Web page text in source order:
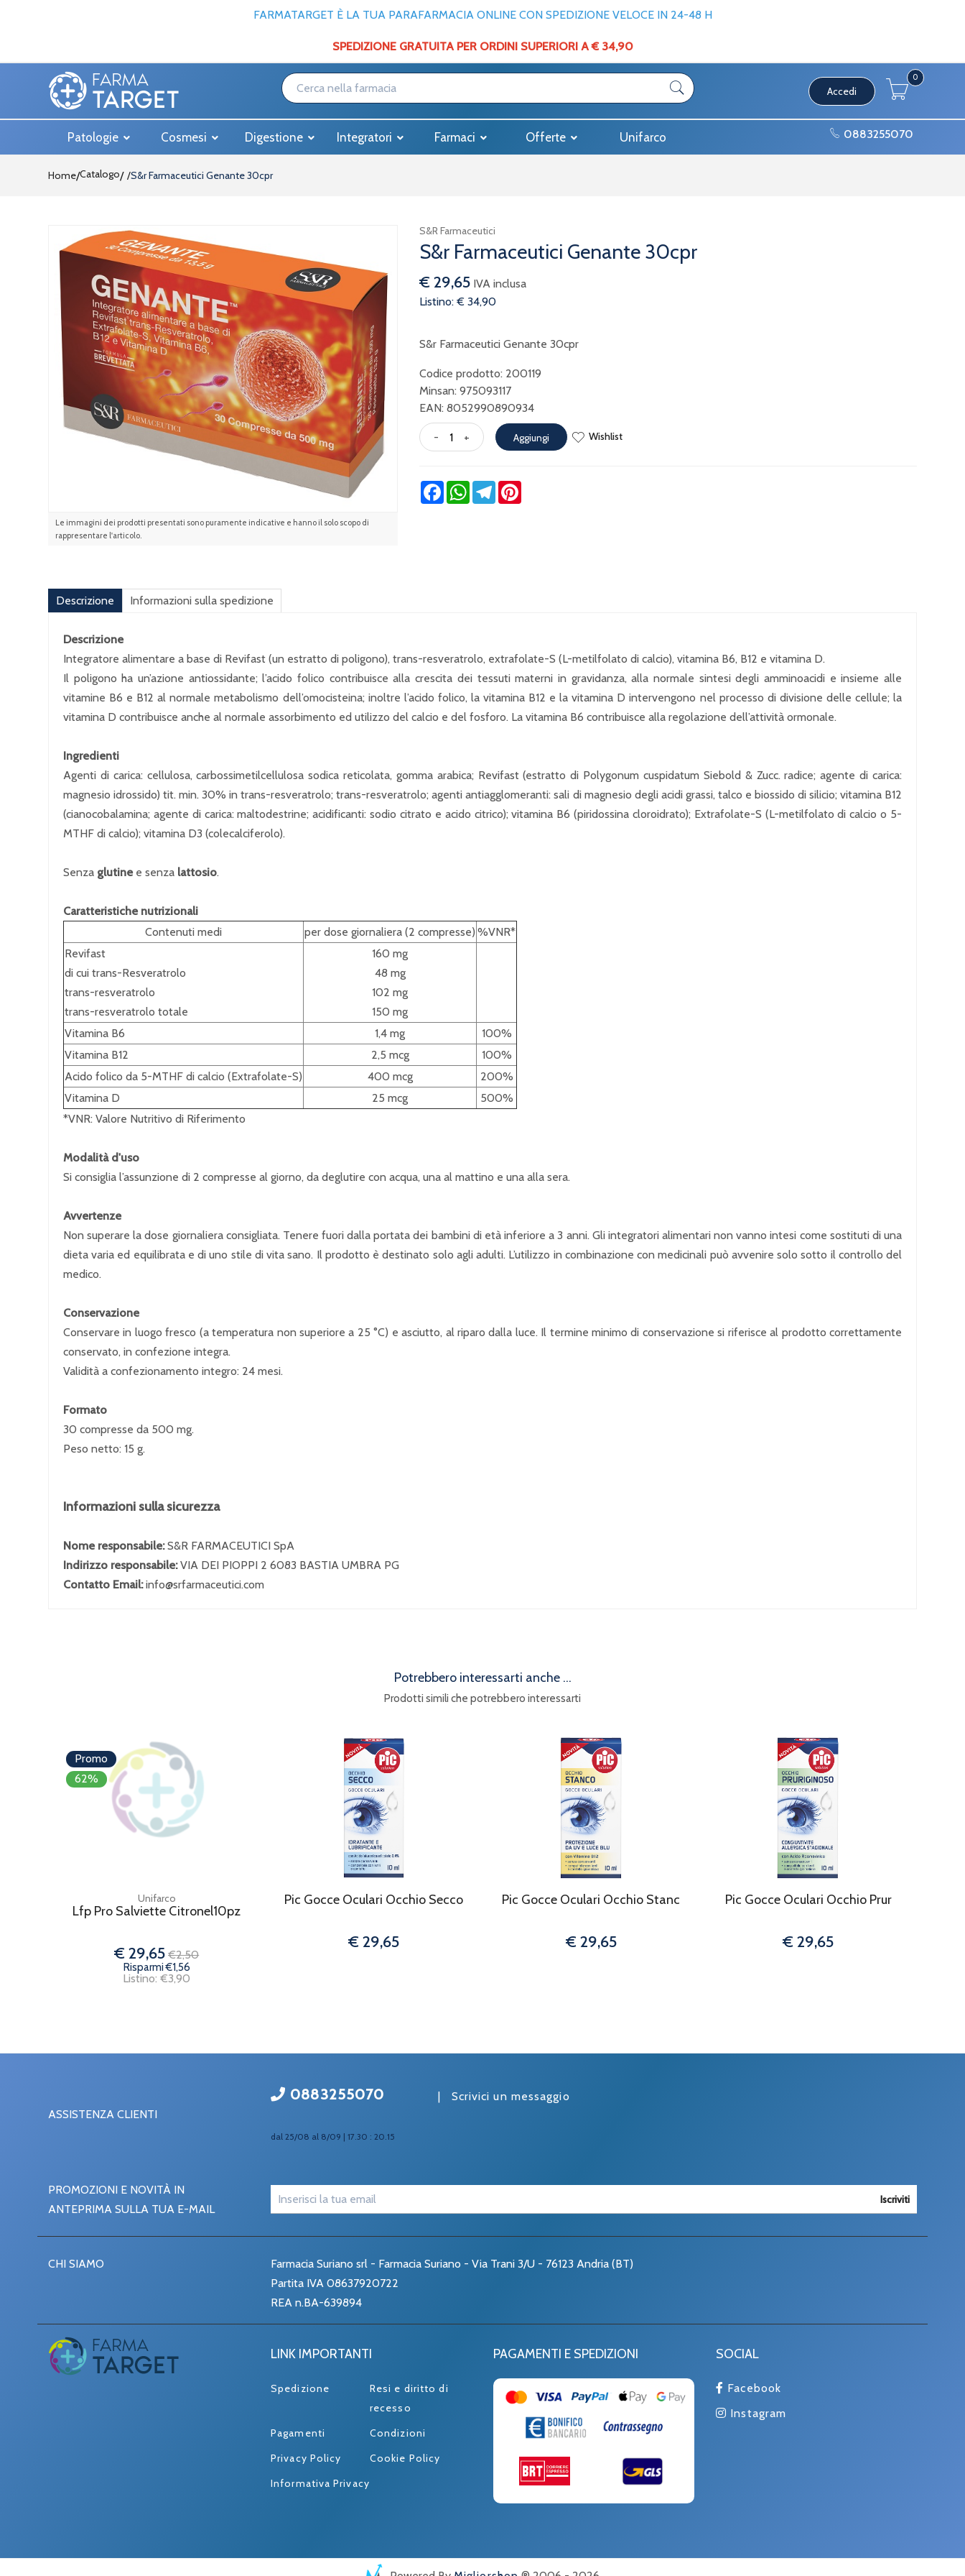
FARMATARGET È LA TUA PARAFARMACIA ONLINE CON SPEDIZIONE VELOCE IN 24-48 H
SPEDIZIONE GRATUITA PER ORDINI SUPERIORI A € 34,90
Accedi
0
Patologie Cosmesi Digestione Integratori Farmaci Offerte Unifarco 0883255070
Home Catalogo/ S&r Farmaceutici Genante 30cpr
Le immagini dei prodotti presentati sono puramente indicative e hanno il solo scopo di
rappresentare l'articolo.
S&R Farmaceutici
S&r Farmaceutici Genante 30cpr
€ 29,65 IVA inclusa
Listino: € 34,90
S&r Farmaceutici Genante 30cpr
Codice prodotto: 200119
Minsan: 975093117
EAN: 8052990890934
- + Aggiungi Wishlist
FacebookWhatsApp
TelegramPinterest
Descrizione Informazioni sulla spedizione
Descrizione
Integratore alimentare a base di Revifast (un estratto di poligono), trans-resveratrolo, extrafolate-S (L-metilfolato di calcio), vitamina B6, B12 e vitamina D.
Il poligono ha un’azione antiossidante; l’acido folico contribuisce alla crescita dei tessuti materni in gravidanza, alla normale sintesi degli amminoacidi e insieme alle
vitamine B6 e B12 al normale metabolismo dell’omocisteina; inoltre l’acido folico, la vitamina B12 e la vitamina D intervengono nel processo di divisione delle cellule; la
vitamina D contribuisce anche al normale assorbimento ed utilizzo del calcio e del fosforo. La vitamina B6 contribuisce alla regolazione dell’attività ormonale.
Ingredienti
Agenti di carica: cellulosa, carbossimetilcellulosa sodica reticolata, gomma arabica; Revifast (estratto di Polygonum cuspidatum Siebold & Zucc. radice; agente di carica:
magnesio idrossido) tit. min. 30% in trans-resveratrolo; trans-resveratrolo; agenti antiagglomeranti: sali di magnesio degli acidi grassi, talco e biossido di silicio; vitamina B12
(cianocobalamina; agente di carica: maltodestrine; acidificanti: sodio citrato e acido citrico); vitamina B6 (piridossina cloroidrato); Extrafolate-S (L-metilfolato di calcio o 5-
MTHF di calcio); vitamina D3 (colecalciferolo).
Senza glutine e senza lattosio.
Caratteristiche nutrizionali
Contenuti medi
per dose giornaliera (2 compresse) %VNR*
Revifast
di cui trans-Resveratrolo
trans-resveratrolo
trans-resveratrolo totale
160 mg
48 mg
102 mg
150 mg
Vitamina B6
1,4 mg
100%
Vitamina B12
2,5 mcg
100%
Acido folico da 5-MTHF di calcio (Extrafolate-S)
400 mcg
200%
Vitamina D
25 mcg
500%
*VNR: Valore Nutritivo di Riferimento
Modalità d'uso
Si consiglia l’assunzione di 2 compresse al giorno, da deglutire con acqua, una al mattino e una alla sera.
Avvertenze
Non superare la dose giornaliera consigliata. Tenere fuori dalla portata dei bambini di età inferiore a 3 anni. Gli integratori alimentari non vanno intesi come sostituti di una
dieta varia ed equilibrata e di uno stile di vita sano. Il prodotto è destinato solo agli adulti. L’utilizzo in combinazione con medicinali può avvenire solo sotto il controllo del
medico.
Conservazione
Conservare in luogo fresco (a temperatura non superiore a 25 °C) e asciutto, al riparo dalla luce. Il termine minimo di conservazione si riferisce al prodotto correttamente
conservato, in confezione integra.
Validità a confezionamento integro: 24 mesi.
Formato
30 compresse da 500 mg.
Peso netto: 15 g.
Informazioni sulla sicurezza
Nome responsabile:S&R FARMACEUTICI SpA
Indirizzo responsabile:VIA DEI PIOPPI 2 6083 BASTIA UMBRA PG
Contatto Email:info@srfarmaceutici.com
Potrebbero interessarti anche ...
Prodotti simili che potrebbero interessarti
Promo
62%
Unifarco
Lfp Pro Salviette Citronel10pz
€ 29,65 €2,50
Risparmi €1,56
Listino: €3,90
Pic Gocce Oculari Occhio Secco
€ 29,65
Pic Gocce Oculari Occhio Stanc
€ 29,65
Pic Gocce Oculari Occhio Prur
€ 29,65
ASSISTENZA CLIENTI
0883255070
dal 25/08 al 8/09 | 17.30 : 20.15
| Scrivici un messaggio
PROMOZIONI E NOVITÀ IN
ANTEPRIMA SULLA TUA E-MAIL
Iscriviti
CHI SIAMO
Farmacia Suriano srl - Farmacia Suriano - Via Trani 3/U - 76123 Andria (BT)
Partita IVA 08637920722
REA n.BA-639894
LINK IMPORTANTI
Spedizione
Resi e diritto di
recesso
Pagamenti
Condizioni
Privacy Policy
Cookie Policy
Informativa Privacy
PAGAMENTI E SPEDIZIONI SOCIAL
Facebook
Instagram